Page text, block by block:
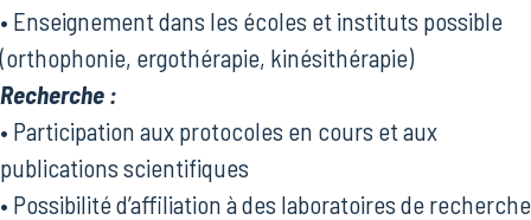
• Enseignement dans les écoles et instituts possible
(orthophonie, ergothérapie, kinésithérapie)
Recherche :
• Participation aux protocoles en cours et aux
publications scientifiques
• Possibilité d’affiliation à des laboratoires de recherche